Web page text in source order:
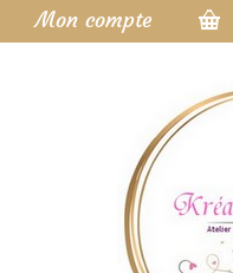
Mon compte